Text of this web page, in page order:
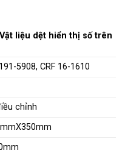
liệu dệt hiển thị số trên
5908, CRF 16-1610
chỉnh